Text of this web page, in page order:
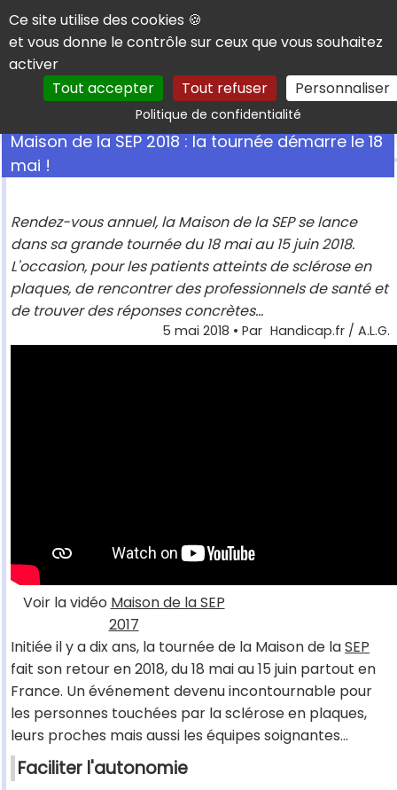
Panneau de gestion des cookies
Ce site utilise des cookies 🍪
et vous donne le contrôle sur ceux que vous souhaitez
activer
Tout accepter
Tout refuser Personnaliser
Politique de confidentialitéRechercher
Maison de la SEP 2018 : la tournée démarre le 18
mai !
Rendez-vous annuel, la Maison de la SEP se lance
dans sa grande tournée du 18 mai au 15 juin 2018.
L'occasion, pour les patients atteints de sclérose en
plaques, de rencontrer des professionnels de santé et
de trouver des réponses concrètes...
5 mai 2018 • Par Handicap.fr / A.L.G.
Voir la vidéo Maison de la SEP
2017
Initiée il y a dix ans, la tournée de la Maison de laSEP
fait son retour en 2018, du 18 mai au 15 juin partout en
France. Un événement devenu incontournable pour
les personnes touchées par la sclérose en plaques,
leurs proches mais aussi les équipes soignantes…
Faciliter l'autonomie